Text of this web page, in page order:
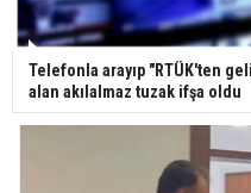
Telefonla arayıp "RTÜK'ten
alan akılalmaz tuzak ifşa oldu